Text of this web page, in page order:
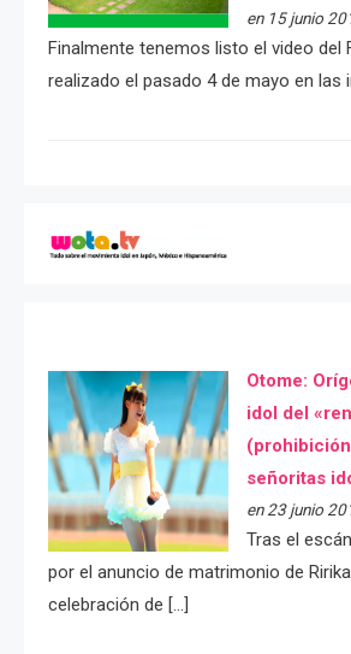
en 15 junio
Finalmente tenemos listo el video del
realizado el pasado 4 de mayo en las
Otome:
idol del
señoritas
en 23 junio
Tras el
por el anuncio de matrimonio de
celebración de […]